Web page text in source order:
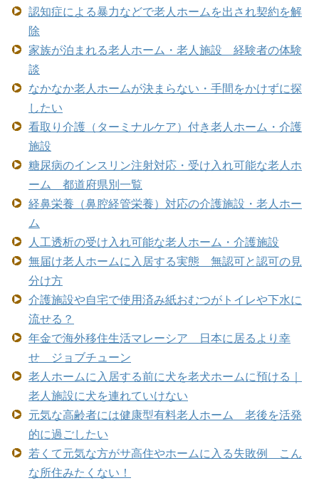
認知症による暴力などで老人ホームを出され契約を解
除
家族が泊まれる老人ホーム・老人施設 経験者の体験
談
なかなか老人ホームが決まらない・手間をかけずに探
したい
看取り介護（ターミナルケア）付き老人ホーム・介護
施設
糖尿病のインスリン注射対応・受け入れ可能な老人ホ
ーム 都道府県別一覧
経鼻栄養（鼻腔経管栄養）対応の介護施設・老人ホー
ム
人工透析の受け入れ可能な老人ホーム・介護施設
無届け老人ホームに入居する実態 無認可と認可の見
分け方
介護施設や自宅で使用済み紙おむつがトイレや下水に
流せる？
年金で海外移住生活マレーシア 日本に居るより幸
せ ジョブチューン
老人ホームに入居する前に犬を老犬ホームに預ける｜
老人施設に犬を連れていけない
元気な高齢者には健康型有料老人ホーム 老後を活発
的に過ごしたい
若くて元気な方がサ高住やホームに入る失敗例 こん
な所住みたくない！